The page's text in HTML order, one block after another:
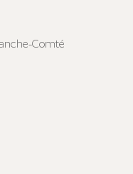
Comté